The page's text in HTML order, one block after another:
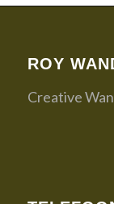
ROY
Creative